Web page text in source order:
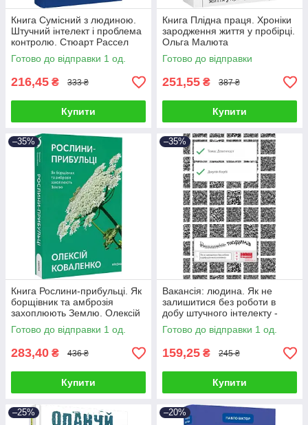
Книга Сумісний з людиною.
Штучний інтелект і проблема
контролю. Стюарт Рассел
Готово до відправки 1 од.
216,45 ₴ 333 ₴
Купити
Книга Плідна праця. Хроніки
зародження життя у пробірці.
Ольга Малюта
Готово до відправки
251,55 ₴ 387 ₴
Купити
–35%
Книга Рослини-прибульці. Як
борщівник та амброзія
захоплюють Землю. Олексій
Коваленко
Готово до відправки 1 од.
283,40 ₴ 436 ₴
Купити
–35%
Вакансія: людина. Як не
залишитися без роботи в
добу штучного інтелекту -
Томас Девенпорт
Готово до відправки 1 од.
159,25 ₴ 245 ₴
Купити
–25% –20%